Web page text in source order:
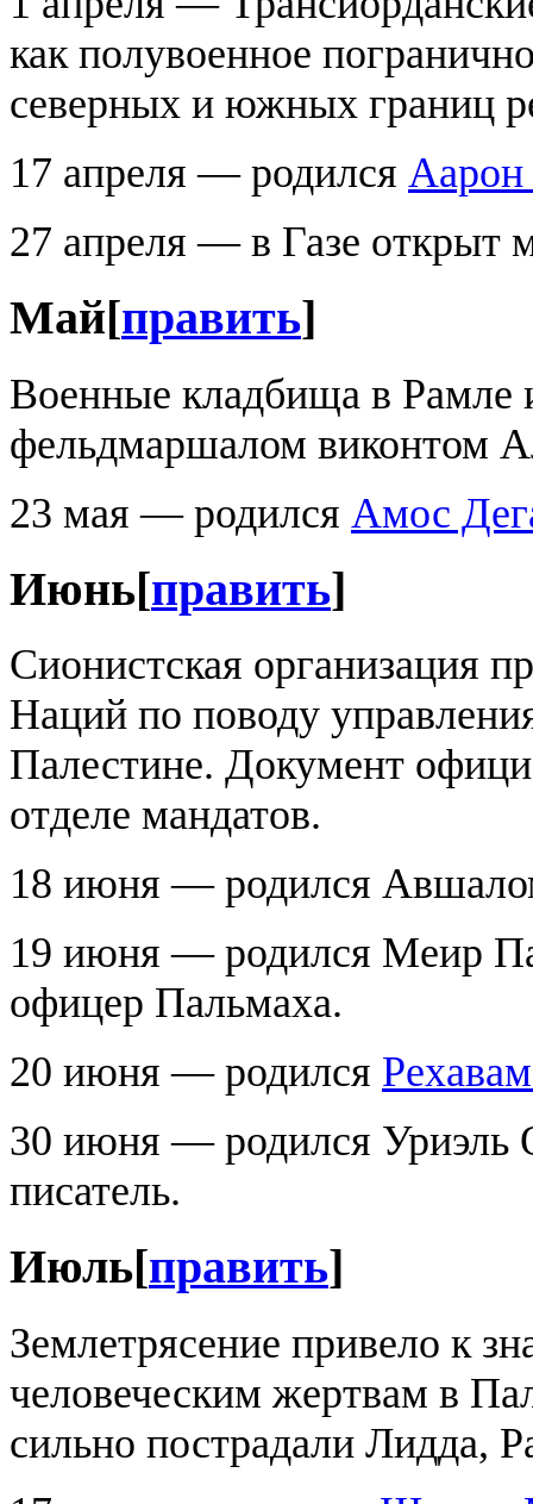
как полувоенное
северных и южных границ
17 апреля — родился
27 апреля — в Газе открыт
Май[править]
Военные кладбища в Рамле
фельдмаршалом виконтом
23 мая — родился Амос
Июнь[править]
Сионистская организация
Наций по поводу
Палестине. Документ
отделе мандатов.
18 июня — родился
19 июня — родился Меир
офицер Пальмаха.
20 июня — родился
30 июня — родился Уриэль
писатель.
Июль[править]
Землетрясение привело к
человеческим жертвам в
сильно пострадали Лидда,